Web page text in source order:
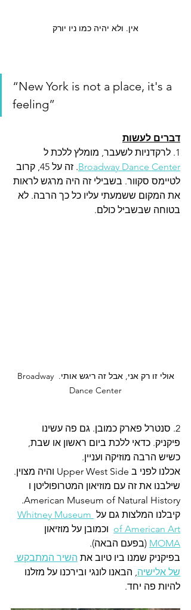
אין. ולא יהיה כמו ניו יורק
“New York is not a place, it's a
feeling”
דברים לעשות
1. לרקדניות לשעבר, מומלץ ללכת ל
Broadway Dance Center
. זה על 45, קרוב
לטיימס סקוור. בשבילי זה היה מרגש לראות
את המקום ששמעתי עליו כל כך הרבה. לא
בטוחה שבשביל כולם.
אולי זו רק אני, אבל זה ריגש אותי. Broadway
Dance Center
2. סנטרל פארק כמובן. גם פה עשינו
פיקניק. כדאי ללכת ביום ראשון או שבת,
כשיש הרבה מוזיקה ועניין.
אכלנו לפני ב Upper West Side והיה מצוין.
שילבנו את זה עם מוזיאון המטרופוליטן ו
American Museum of Natural History.
קיבלנו המלצות גם על Whitney Museum
of American Art
  וכמובן על מוזיאון
MOMA (בפעם הבאה).
בפיקניק שמנו ביו טיוב את השיר המתבקש
של אלישיה, הבאנו לונגי ובירכנו על מזלנו
להיות פה יחד.